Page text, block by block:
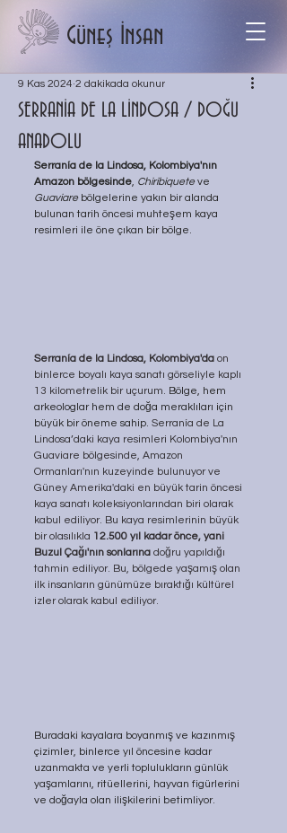
Güneş İnsan
SERRANİA DE LA LİNDOSA / DOĞU
ANADOLU
9 Kas 2024 2 dakikada okunur
Serranía de la Lindosa, Kolombiya'nın
Amazon bölgesinde, Chiribiquete ve
Guaviare bölgelerine yakın bir alanda
bulunan tarih öncesi muhteşem kaya
resimleri ile öne çıkan bir bölge.
Serranía de la Lindosa, Kolombiya'da on
binlerce boyalı kaya sanatı görseliyle kaplı
13 kilometrelik bir uçurum. Bölge, hem
arkeologlar hem de doğa meraklıları için
büyük bir öneme sahip. Serranía de La
Lindosa’daki kaya resimleri Kolombiya'nın
Guaviare bölgesinde, Amazon
Ormanları'nın kuzeyinde bulunuyor ve
Güney Amerika'daki en büyük tarin öncesi
kaya sanatı koleksiyonlarından biri olarak
kabul ediliyor. Bu kaya resimlerinin büyük
bir olasılıkla 12.500 yıl kadar önce, yani
Buzul Çağı'nın sonlarına doğru yapıldığı
tahmin ediliyor. Bu, bölgede yaşamış olan
ilk insanların günümüze bıraktığı kültürel
izler olarak kabul ediliyor.
Buradaki kayalara boyanmış ve kazınmış
çizimler, binlerce yıl öncesine kadar
uzanmakta ve yerli toplulukların günlük
yaşamlarını, ritüellerini, hayvan figürlerini
ve doğayla olan ilişkilerini betimliyor.